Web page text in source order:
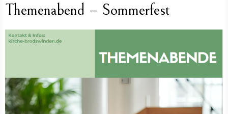
Themenabend – Sommerfest